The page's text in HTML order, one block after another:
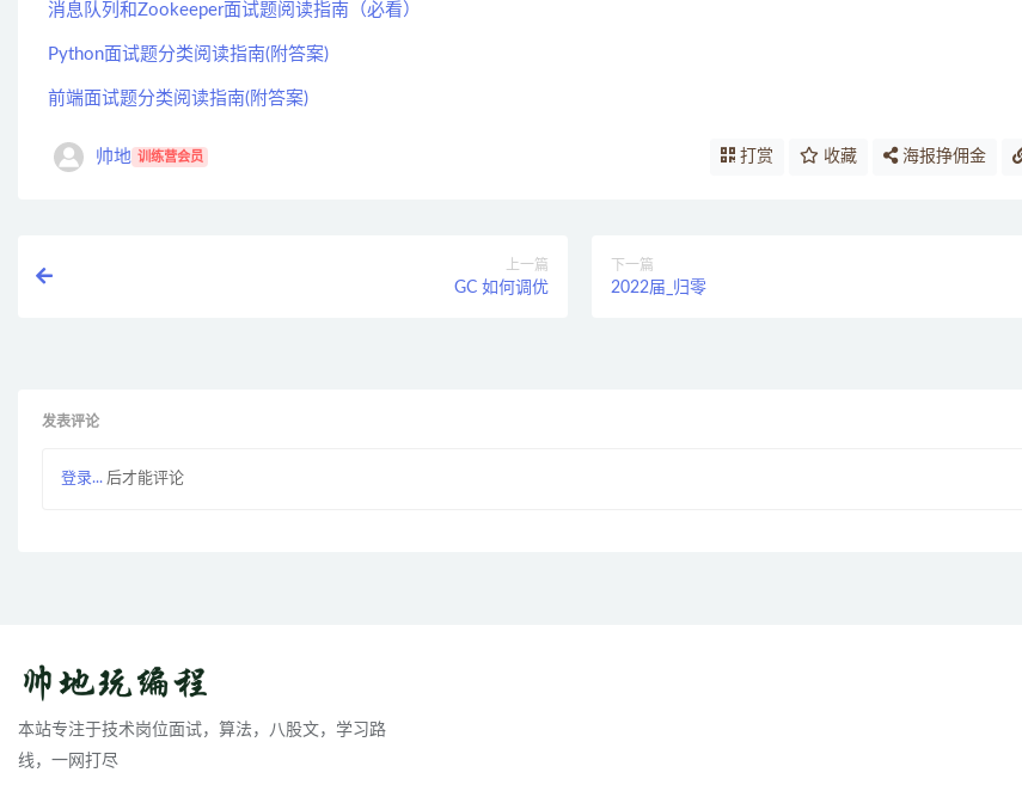
消息队列和Zookeeper面试题阅读指南（必看）
Python面试题分类阅读指南(附答案)
前端面试题分类阅读指南(附答案)
帅地 训练营会员 打赏 收藏 海报挣佣金
上一篇
GC 如何调优
下一篇
2022届_归零
发表评论
登录... 后才能评论
本站专注于技术岗位面试，算法，八股文，学习路
线，一网打尽